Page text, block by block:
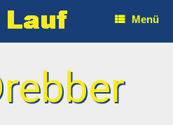
Menü